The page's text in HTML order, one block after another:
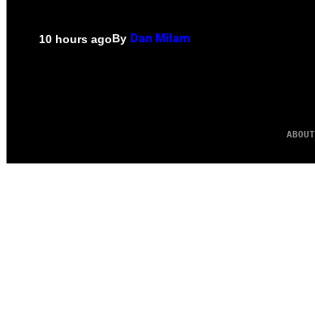
10 hours agoBy Dan Milam
ABOUT